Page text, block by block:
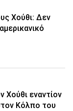
Χούθι: Δεν
Χούθι εναντίον
Κόλπο του